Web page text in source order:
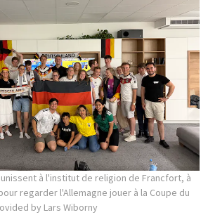
à l'institut de religion de Francfort, à
regarder l'Allemagne jouer à la Coupe du
by Lars Wiborny